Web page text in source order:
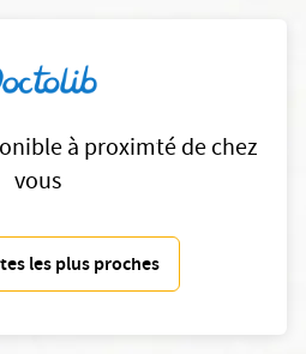
à proximté de chez
vous
les plus proches